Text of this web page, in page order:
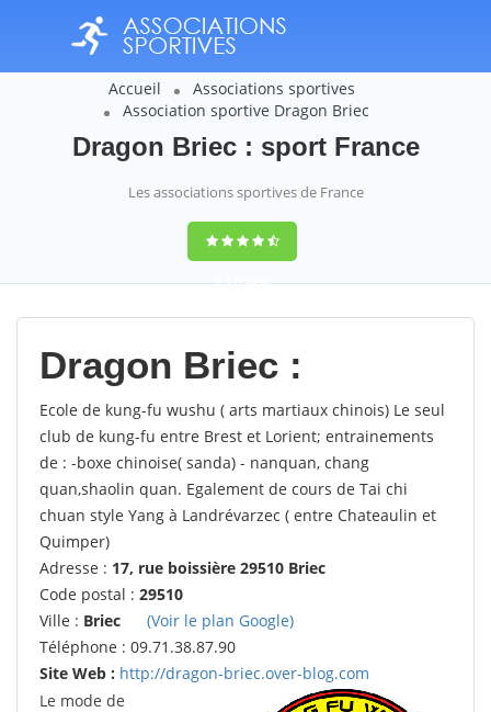
Accueil
Associations sportives
Association sportive Dragon Briec
Dragon Briec : sport France
Les associations sportives de France
9,4(100%)
14358votes
Dragon Briec :
Ecole de kung-fu wushu ( arts martiaux chinois) Le seul
club de kung-fu entre Brest et Lorient; entrainements
de : -boxe chinoise( sanda) - nanquan, chang
quan,shaolin quan. Egalement de cours de Tai chi
chuan style Yang à Landrévarzec ( entre Chateaulin et
Quimper)
Adresse : 17, rue boissière 29510 Briec
Code postal : 29510
Ville : Briec
(Voir le plan Google)
Téléphone : 09.71.38.87.90
Site Web : http://dragon-briec.over-blog.com
Le mode de